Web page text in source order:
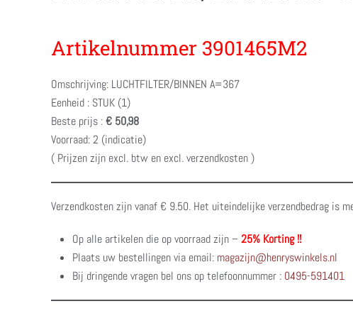
Artikelnummer 3901465M2
Omschrijving: LUCHTFILTER/BINNEN A=367
Eenheid : STUK (1)
Beste prijs :€ 50,98
Voorraad: 2 (indicatie)
( Prijzen zijn excl. btw en excl. verzendkosten )
Verzendkosten zijn vanaf € 9.50. Het uiteindelijke verzendbedrag is
Op alle artikelen die op voorraad zijn – 25% Korting !!
Plaats uw bestellingen via email: magazijn@henryswinkels.nl
Bij dringende vragen bel ons op telefoonnummer : 0495-591401